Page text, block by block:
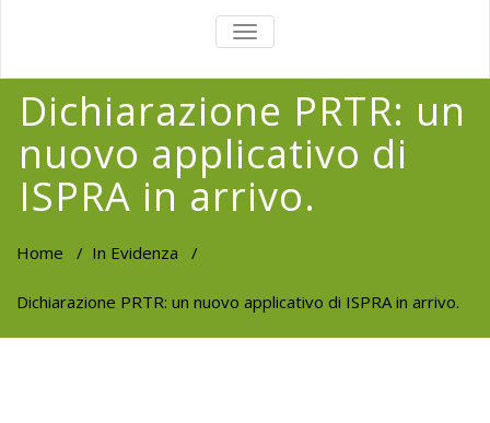
TOGGLE
NAVIGATION
Dichiarazione PRTR: un
nuovo applicativo di
ISPRA in arrivo.
Home / In Evidenza /
Dichiarazione PRTR: un nuovo applicativo di ISPRA in arrivo.